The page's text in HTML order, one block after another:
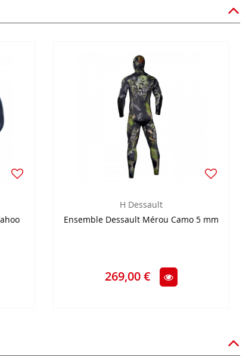
H Dessault
Ensemble Dessault Mérou Camo 5 mm
269,00 €